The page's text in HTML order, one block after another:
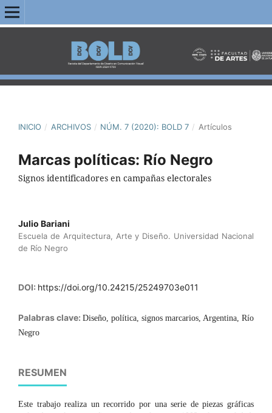
INICIO / ARCHIVOS / NÚM. 7 (2020): BOLD 7 / Artículos
Marcas políticas: Río Negro
Signos identificadores en campañas electorales
Julio Bariani
Escuela de Arquitectura, Arte y Diseño. Universidad Nacional
de Río Negro
DOI: https://doi.org/10.24215/25249703e011
Palabras clave: Diseño, política, signos marcarios, Argentina, Río
Negro
RESUMEN
Este trabajo realiza un recorrido por una serie de piezas gráficas